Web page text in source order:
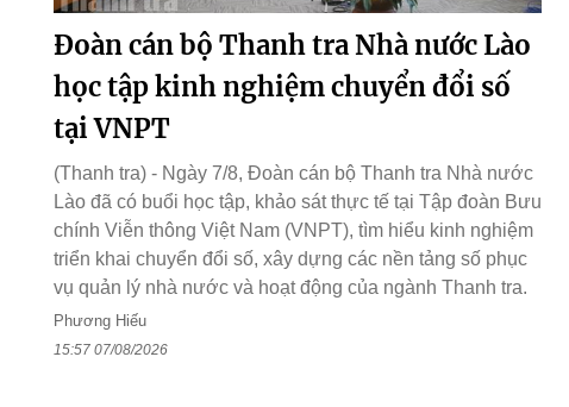
Đoàn cán bộ Thanh tra Nhà nước Lào
học tập kinh nghiệm chuyển đổi số
tại VNPT
(Thanh tra) - Ngày 7/8, Đoàn cán bộ Thanh tra Nhà nước
Lào đã có buổi học tập, khảo sát thực tế tại Tập đoàn Bưu
chính Viễn thông Việt Nam (VNPT), tìm hiểu kinh nghiệm
triển khai chuyển đổi số, xây dựng các nền tảng số phục
vụ quản lý nhà nước và hoạt động của ngành Thanh tra.
Phương Hiếu
15:57 07/08/2026